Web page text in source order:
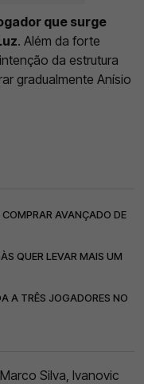
que surge
. Além da forte
intenção da estrutura
gradualmente Anísio
COMPRAR AVANÇADO DE
QUER LEVAR MAIS UM
A TRÊS JOGADORES NO
Silva, Ivanovic